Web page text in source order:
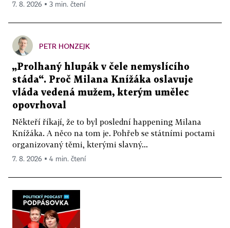
7. 8. 2026 ▪ 3 min. čtení
PETR HONZEJK
„Prolhaný hlupák v čele nemyslícího
stáda“. Proč Milana Knížáka oslavuje
vláda vedená mužem, kterým umělec
opovrhoval
Někteří říkají, že to byl poslední happening Milana
Knížáka. A něco na tom je. Pohřeb se státními poctami
organizovaný těmi, kterými slavný...
7. 8. 2026 ▪ 4 min. čtení